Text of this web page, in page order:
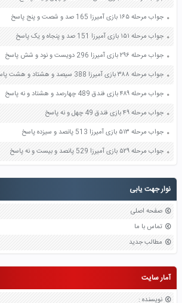
نوار جهت یابی
صفحه اصلی
تماس با ما
مطالب جدید
آمار سایت
نویسنده :
جواب مرحله ۱۶۵ بازی آمیرزا 165 صد و شصت و پنج پاسخ
جواب مرحله ۱۵۱ بازی آمیرزا 151 صد و پنجاه و یک پاسخ
جواب مرحله ۲۹۶ بازی آمیرزا 296 دویست و نود و شش پاسخ
جواب مرحله ۳۸۸ بازی آمیرزا 388 سیصد و هشتاد و هشت پاسخ
جواب مرحله ۴۸۹ بازی فندق 489 چهارصد و هشتاد و نه پاسخ
جواب مرحله ۴۹ بازی فندق 49 چهل و نه پاسخ
جواب مرحله ۵۱۳ بازی آمیرزا 513 پانصد و سیزده پاسخ
جواب مرحله ۵۲۹ بازی آمیرزا 529 پانصد و بیست و نه پاسخ